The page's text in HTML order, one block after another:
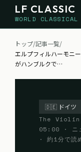
LF CLASSIC
WORLD CLASSICAL
トップ/記事一覧/
エルプフィルハーモニ
がハンブルクで…
🇩🇪 ドイツ
The Violin
05:00 · ニ
· 約1分で読